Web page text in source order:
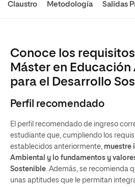
Claustro Metodología Salidas
Conoce los
Máster en Educación
para el Desarrollo
Perfil recomendado
El perfil recomendado de ingreso
estudiante que, cumpliendo los
establecidos anteriormente, muestre
Ambiental y lo fundamentos y
Sostenible. Además, se recomienda
unas aptitudes que le permitan